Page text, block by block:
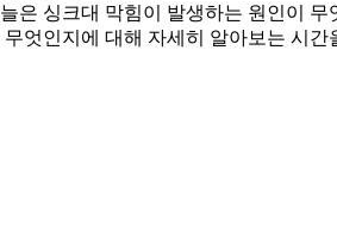
은 싱크대 막힘이 발생하는 원인이 무
무엇인지에 대해 자세히 알아보는 시간